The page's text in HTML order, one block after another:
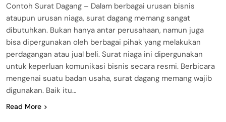
Contoh Surat Dagang – Dalam berbagai urusan bisnis
ataupun urusan niaga, surat dagang memang sangat
dibutuhkan. Bukan hanya antar perusahaan, namun juga
bisa dipergunakan oleh berbagai pihak yang melakukan
perdagangan atau jual beli. Surat niaga ini dipergunakan
untuk keperluan komunikasi bisnis secara resmi. Berbicara
mengenai suatu badan usaha, surat dagang memang wajib
digunakan. Baik itu…
Read More